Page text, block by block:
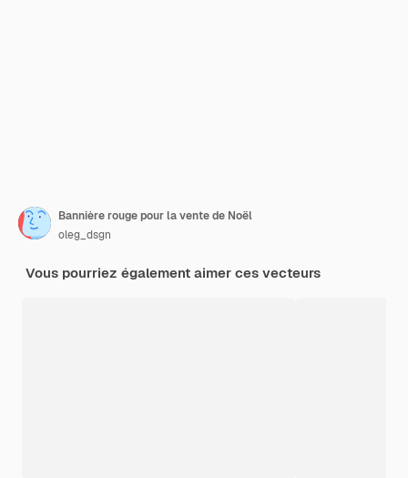
Bannière rouge pour la vente de Noël
oleg_dsgn
Vous pourriez également aimer ces vecteurs